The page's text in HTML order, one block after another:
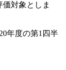
対象としま
年度の第1四半